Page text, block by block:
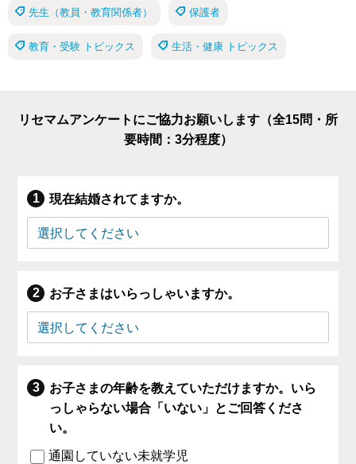
先生（教員・教育関係者） 保護者
教育・受験 トピックス 生活・健康 トピックス
リセマムアンケートにご協力お願いします（全15問・所
要時間：3分程度）
現在結婚されてますか。
お子さまはいらっしゃいますか。
お子さまの年齢を教えていただけますか。いら
っしゃらない場合「いない」とご回答くださ
い。
通園していない未就学児